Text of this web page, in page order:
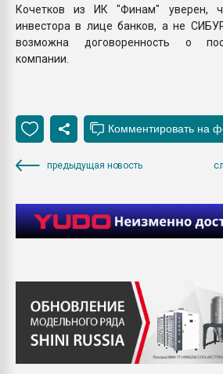
Кочетков из ИК "Финам" уверен,
инвестора в лице банков, а не
возможна договоренность о
компании.
предыдущая новость